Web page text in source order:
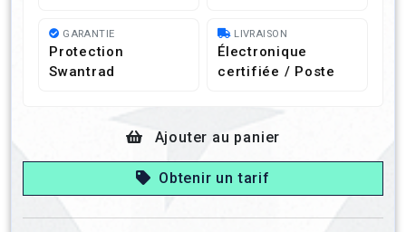
GARANTIE
Protection
Swantrad
LIVRAISON
Électronique
certifiée / Poste
Ajouter au panier
Obtenir un tarif